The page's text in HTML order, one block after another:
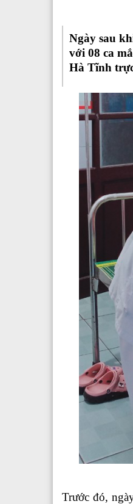
Ngày sau
với 08 ca
Hà Tĩnh
Trước đó,